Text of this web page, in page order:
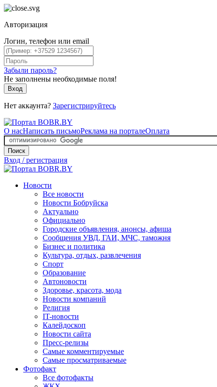
Авторизация
Логин, телефон или email
Забыли пароль?
Не заполнены необходимые поля!
Вход
Нет аккаунта? Зарегистрируйтесь
О насНаписать письмоРеклама на порталеОплата
Поиск
Вход / регистрация
Новости
Все новости
Новости Бобруйска
Актуально
Официально
Городские объявления, анонсы, афиша
Сообщения УВД, ГАИ, МЧС, таможня
Бизнес и политика
Культура, отдых, развлечения
Спорт
Образование
Автоновости
Здоровье, красота, мода
Новости компаний
Религия
IT-новости
Калейдоскоп
Новости сайта
Пресс-релизы
Самые комментируемые
Самые просматриваемые
Фотофакт
Все фотофакты